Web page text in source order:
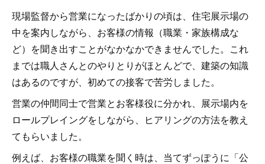
現場監督から営業になったばかりの頃は、住宅展示場の
中を案内しながら、お客様の情報（職業・家族構成な
ど）を聞き出すことがなかなかできませんでした。これ
までは職人さんとのやりとりがほとんどで、建築の知識
はあるのですが、初めての接客で苦労しました。
営業の仲間同士で営業とお客様役に分かれ、展示場内を
ロールプレイングをしながら、ヒアリングの方法を教え
てもらいました。
例えば、お客様の職業を聞く時は、当てずっぽうに「公